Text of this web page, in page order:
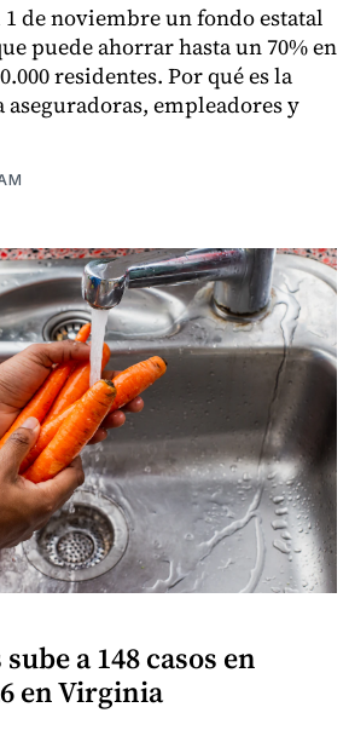
de noviembre un fondo estatal
puede ahorrar hasta un 70% en
residentes. Por qué es la
aseguradoras, empleadores y
a 148 casos en
en Virginia